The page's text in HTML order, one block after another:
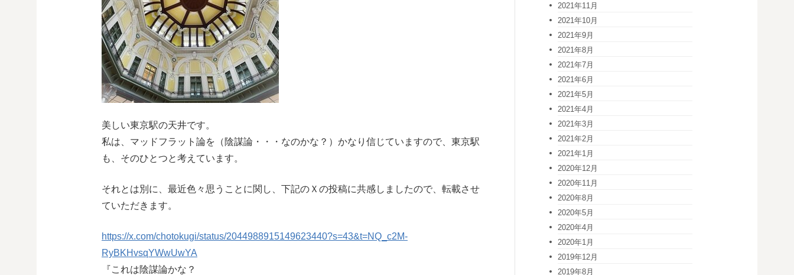
美しい東京駅の天井です。
私は、マッドフラット論を（陰謀論・・・なのかな？）かなり信じていますので、東京駅
も、そのひとつと考えています。
それとは別に、最近色々思うことに関し、下記のＸの投稿に共感しましたので、転載させ
ていただきます。
https://x.com/chotokugi/status/2044988915149623440?s=43&t=NQ_c2M-
RyBKHvsqYWwUwYA
『これは陰謀論かな？
2021年11月
2021年10月
2021年9月
2021年8月
2021年7月
2021年6月
2021年5月
2021年4月
2021年3月
2021年2月
2021年1月
2020年12月
2020年11月
2020年8月
2020年5月
2020年4月
2020年1月
2019年12月
2019年8月